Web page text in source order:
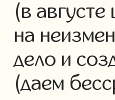
(в
на
дело и
(даем